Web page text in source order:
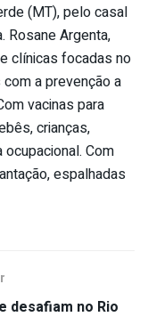
(MT), pelo casal
Rosane Argenta,
clínicas focadas no
a prevenção a
vacinas para
crianças,
Com
espalhadas
desafiam no Rio